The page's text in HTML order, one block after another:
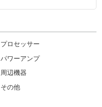
プロセッサー
パワーアンプ
周辺機器
その他